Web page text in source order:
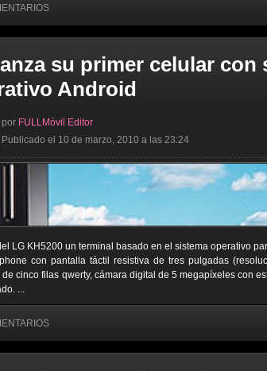
su primer celular con
Android
por FULLMóvil Editor
Publicado el 10 de marzo, 2010 a las 23:24
LG KH5200 un terminal basado en el sistema operativo
con pantalla táctil resistiva de tres pulgadas
cinco filas qwerty, cámara digital de 5 megapíxeles con
...